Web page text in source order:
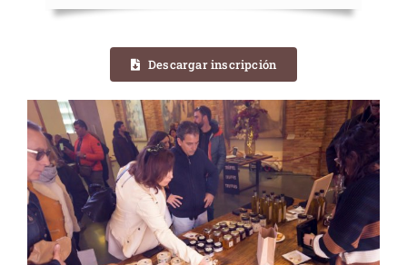
Descargar inscripción